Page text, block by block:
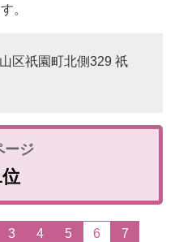
。
区祇園町北側329 祇
3 4 5 6
7